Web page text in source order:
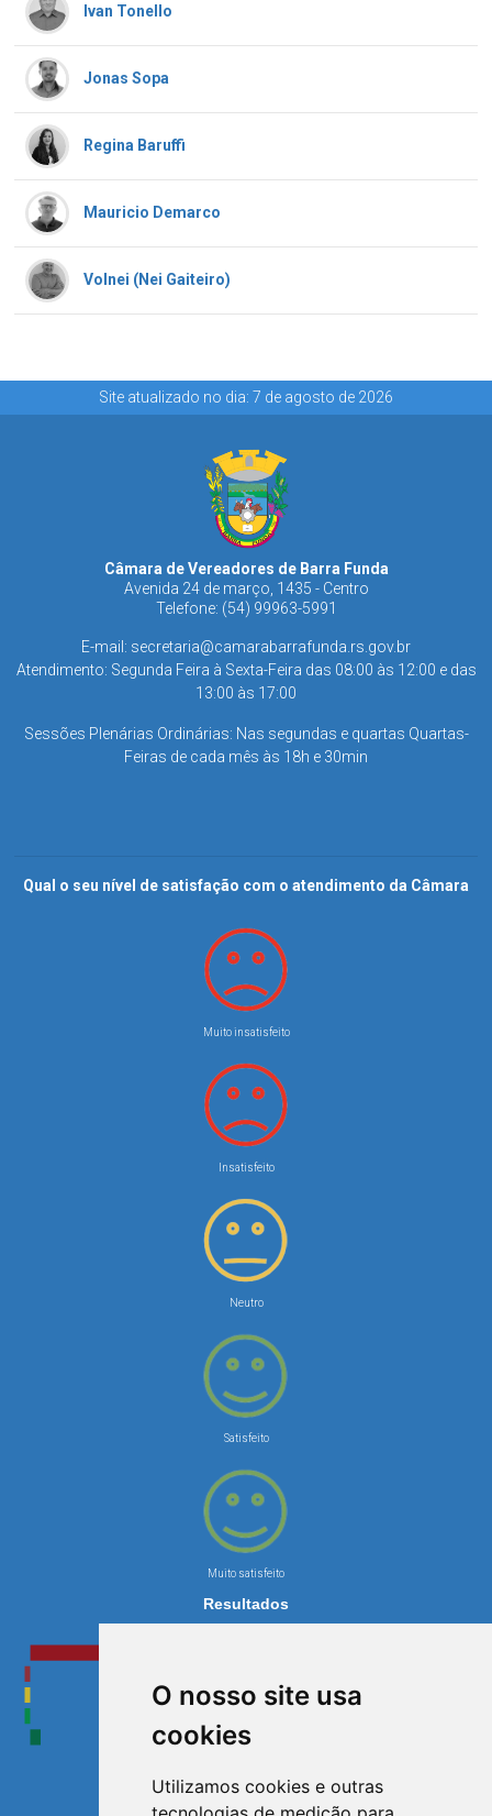
O nosso site usa
cookies
Utilizamos cookies e outras
Ivan Tonello
Jonas Sopa
Regina Baruffi
Mauricio Demarco
Volnei (Nei Gaiteiro)
Site atualizado no dia: 7 de agosto de 2026
Câmara de Vereadores de Barra Funda
Avenida 24 de março, 1435 - Centro
Telefone: (54) 99963-5991
E-mail: secretaria@camarabarrafunda.rs.gov.br
Atendimento: Segunda Feira à Sexta-Feira das 08:00 às 12:00 e das
13:00 às 17:00
Sessões Plenárias Ordinárias: Nas segundas e quartas Quartas-
Feiras de cada mês às 18h e 30min
Qual o seu nível de satisfação com o atendimento da Câmara
Muito insatisfeito
Insatisfeito
Neutro
Satisfeito
Muito satisfeito
Resultados